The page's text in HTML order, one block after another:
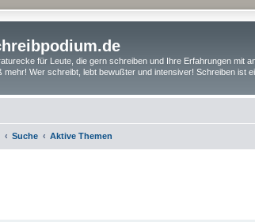
für Leute, die gern schreiben und Ihre Erfahrungen mit
mehr! Wer schreibt, lebt bewußter und intensiver! Schreiben ist
Suche Aktive Themen